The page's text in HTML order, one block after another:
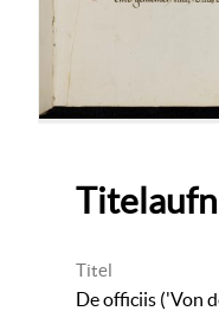
Titel
De officiis ('Von